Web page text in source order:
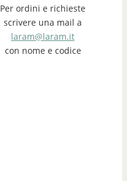
Per ordini e richieste
scrivere una mail a
laram@laram.it
con nome e codice